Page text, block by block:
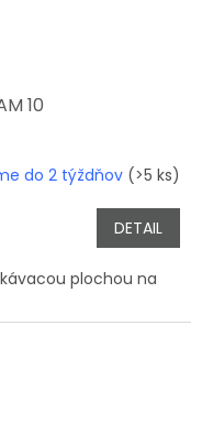
10
do 2 týždňov (>5 ks)
DETAIL
plochou na